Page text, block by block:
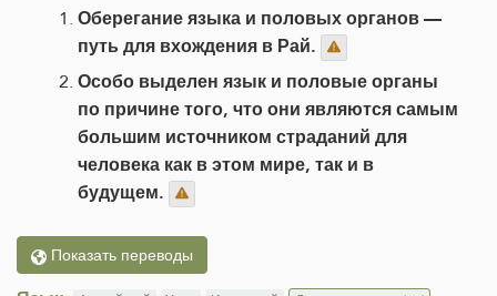
Оберегание языка и половых органов —
путь для вхождения в Рай.
Особо выделен язык и половые органы
по причине того, что они являются самым
большим источником страданий для
человека как в этом мире, так и в
будущем.
Показать переводы